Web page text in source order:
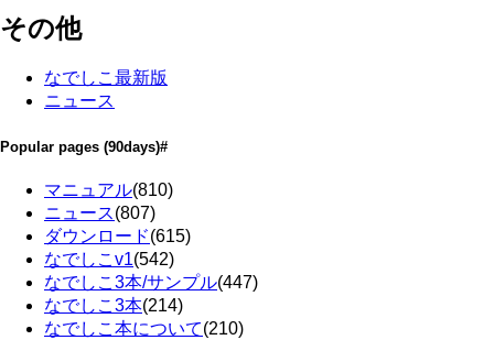
その他
なでしこ最新版
ニュース
Popular pages (90days)#
マニュアル(810)
ニュース(807)
ダウンロード(615)
なでしこv1(542)
なでしこ3本/サンプル(447)
なでしこ3本(214)
なでしこ本について(210)